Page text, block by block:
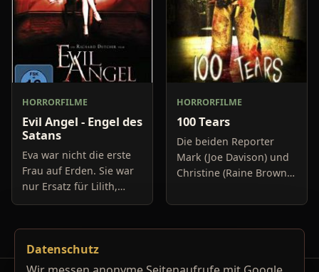
HORRORFILME
Evil Angel - Engel des
Satans
Eva war nicht die erste
Frau auf Erden. Sie war
nur Ersatz für Lilith,
welche Gott Adam zur
wollte sich Adam nicht
unterordnen. G
HORRORFILME
100 Tears
Die beiden Reporter
Mark (Joe Davison) und
Christine (Raine Brown)
auf belanglose
Datenschutz